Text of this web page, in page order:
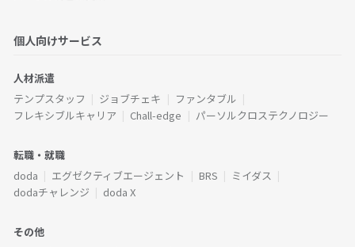
個人向けサービス
人材派遣
テンプスタッフ
ジョブチェキ
ファンタブル
フレキシブルキャリア
Chall-edge パーソルクロステクノロジー
転職・就職
doda
エグゼクティブエージェント BRS
ミイダス
dodaチャレンジ
doda X
その他